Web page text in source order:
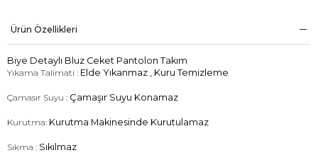
Ürün Özellikleri
Biye Detaylı Bluz Ceket Pantolon Takım
Yıkama Talimati : Elde Yıkanmaz , Kuru Temizleme
Çamasır Suyu : Çamaşır Suyu Konamaz
Kurutma: Kurutma Makinesinde Kurutulamaz
Sıkma : Sıkılmaz